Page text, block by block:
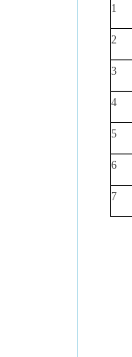
1
2
3
4
5
6
7